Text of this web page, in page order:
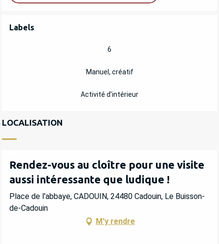
OFFRES DE PRESTATIONS
Labels
Labels
6
Manuel, créatif
Activité d'intérieur
LOCALISATION
Rendez-vous au cloître pour une visite
aussi intéressante que ludique !
Place de l'abbaye, CADOUIN, 24480 Cadouin, Le Buisson-
de-Cadouin
M'y rendre